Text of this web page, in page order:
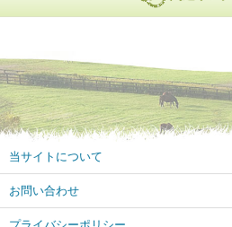
当サイトについて
お問い合わせ